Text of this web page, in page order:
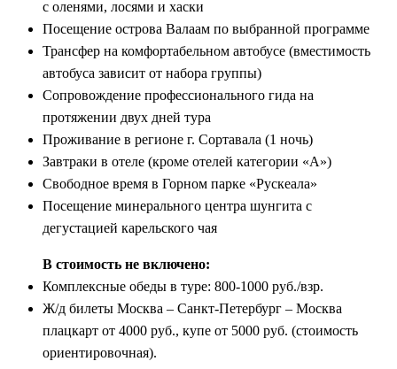
с оленями, лосями и хаски
Посещение острова Валаам по выбранной программе
Трансфер на комфортабельном автобусе (вместимость
автобуса зависит от набора группы)
Сопровождение профессионального гида на
протяжении двух дней тура
Проживание в регионе г. Сортавала (1 ночь)
Завтраки в отеле (кроме отелей категории «А»)
Свободное время в Горном парке «Рускеала»
Посещение минерального центра шунгита с
дегустацией карельского чая
В стоимость не включено:
Комплексные обеды в туре: 800-1000 руб./взр.
Ж/д билеты Москва – Санкт-Петербург – Москва
плацкарт от 4000 руб., купе от 5000 руб. (стоимость
ориентировочная).